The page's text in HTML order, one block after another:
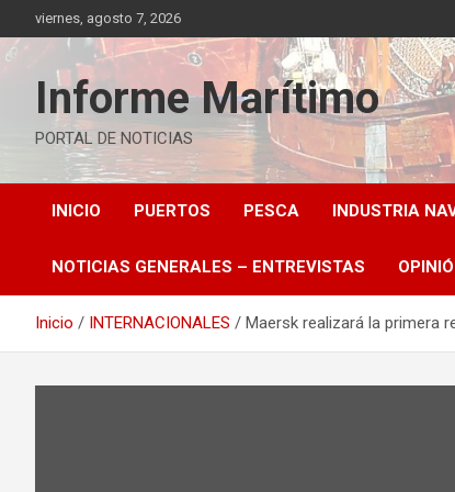
al
contenido
viernes, agosto 7, 2026
Informe Marítimo
PORTAL DE NOTICIAS
INICIO PUERTOS PESCA INDUSTRIA
NOTICIAS GENERALES – ENTREVISTAS
Inicio INTERNACIONALES Maersk realizará la primera